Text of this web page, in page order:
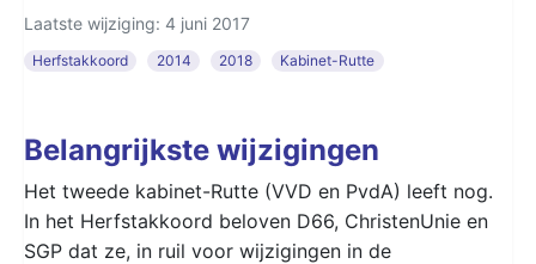
Laatste wijziging: 4 juni 2017
Herfstakkoord 2014 2018 Kabinet-Rutte
Belangrijkste wijzigingen
Het tweede kabinet-Rutte (VVD en PvdA) leeft nog.
In het Herfstakkoord beloven D66, ChristenUnie en
SGP dat ze, in ruil voor wijzigingen in de